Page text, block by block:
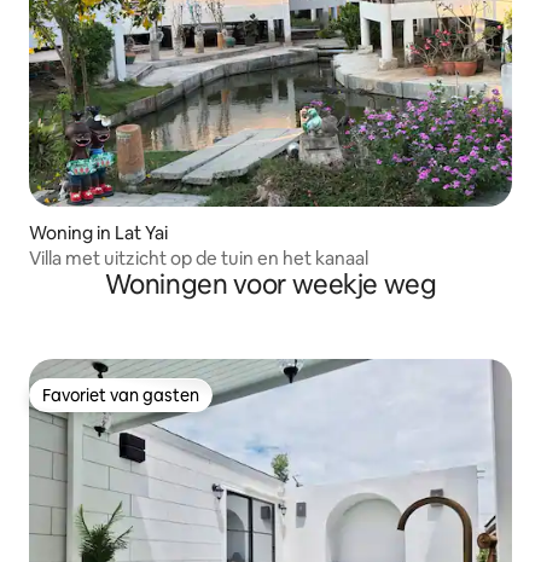
Woning in Lat Yai
Villa met uitzicht op de tuin en het kanaal
Woningen voor weekje weg
Favoriet van gasten
Favoriet van gasten